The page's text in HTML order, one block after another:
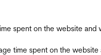
spent on the website and
time spent on the